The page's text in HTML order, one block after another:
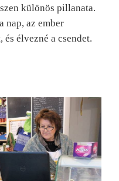
különös pillanata.
nap, az ember
élvezné a csendet.